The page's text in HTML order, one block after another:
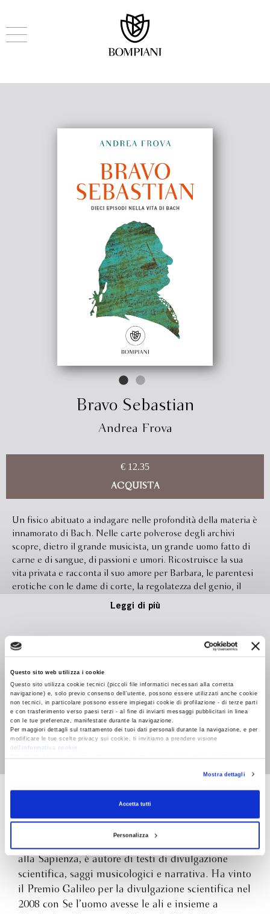
Questo sito web utilizza i cookie
Questo sito utilizza cookie tecnici (piccoli file informatici necessari alla corretta
navigazione) e, solo previo consenso dell’utente, possono essere utilizzati anche cookie
non tecnici, in particolare possono essere impiegati cookie di profilazione - di terze parti
e con trasferimento verso paesi terzi - al fine di inviarti messaggi pubblicitari in linea
con le tue preferenze, manifestate durante la navigazione.
Per maggiori dettagli sul trattamento dei tuoi dati personali durante la navigazione, e per
modificare le tue scelte privacy sui cookie, ti invitiamo a prendere visione
dell’
informativa cookie
RevocaMostra dettagli
Accetta tutti
Personalizza
Bravo Sebastian
Andrea Frova
€ 12.35
ACQUISTA
Un fisico abituato a indagare nelle profondità della materia è
innamorato di Bach. Nelle carte polverose degli archivi
scopre, dietro il grande musicista, un grande uomo fatto di
carne e di sangue, di passioni e umori. Ricostruisce la sua
vita privata e racconta il suo amore per Barbara, le parentesi
erotiche con le dame di corte, la regolatezza del genio, il
rapporto suggestivo con gli allievi. Ma sono autentiche le
dell’armonia? Il libro di Frova è un romanzo che finisce per
intrigare il lettore, svelandogli la nuova immagine di Bach e i
Leggi di più
Formato 130.0 x 200.0
Legatura
Pagine 352
In libreria da Ottobre 2019
Isbn 9788830102187
alla Sapienza, è autore di testi di divulgazione
scientifica, saggi musicologici e narrativa. Ha vinto
il Premio Galileo per la divulgazione scientifica nel
2008 con Se l’uomo avesse le ali e insieme a